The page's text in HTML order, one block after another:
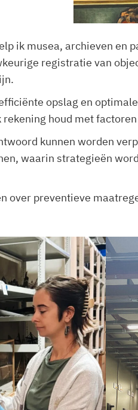
ik musea, archieven en
registratie van
opslag en
houd met
kunnen worden
waarin strategieën
preventieve